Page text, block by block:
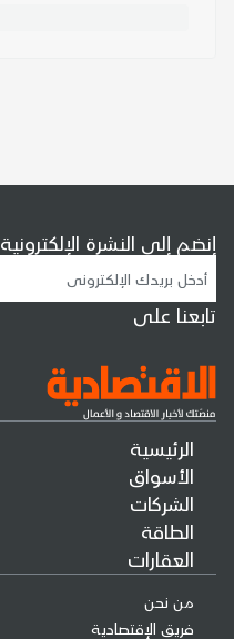
الرئيسية
الأسواق
الشركات
الطاقة
العقارات
من نحن
فريق الإقتصادية
إنضم إلى النشرة الإلكترونية
تابعنا على